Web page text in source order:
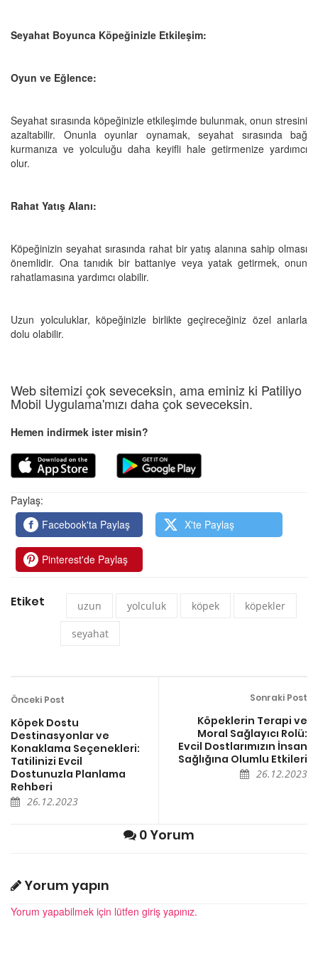
Seyahat Boyunca Köpeğinizle Etkileşim:
Oyun ve Eğlence:
Seyahat sırasında köpeğinizle etkileşimde bulunmak, onun stresini
azaltabilir. Onunla oyunlar oynamak, seyahat sırasında bağ
kurmanıza ve yolculuğu daha keyifli hale getirmenize yardımcı
olur.
Rahat Yatış Alanı:
Köpeğinizin seyahat sırasında rahat bir yatış alanına sahip olması
önemlidir. Ona tanıdık bir battaniye veya yatak getirmek, onun
rahatlamasına yardımcı olabilir.
Uzun yolculuklar, köpeğinizle birlikte geçireceğiniz özel anlarla
dolu olabilir.
Web sitemizi çok seveceksin, ama eminiz ki Patiliyo
Mobil Uygulama'mızı daha çok seveceksin.
Hemen indirmek ister misin?
Paylaş:
Facebook'ta Paylaş
X'te Paylaş
Pinterest'de Paylaş
Etiket uzun yolculuk köpek köpekler
seyahat
Önceki Post
Köpek Dostu
Destinasyonlar ve
Konaklama Seçenekleri:
Tatilinizi Evcil
Dostunuzla Planlama
Rehberi
26.12.2023
Sonraki Post
Köpeklerin Terapi ve
Moral Sağlayıcı Rolü:
Evcil Dostlarımızın İnsan
Sağlığına Olumlu Etkileri
26.12.2023
0 Yorum
Yorum yapın
Yorum yapabilmek için lütfen giriş yapınız.